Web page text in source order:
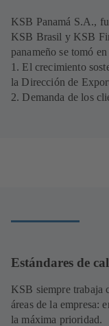
KSB Panamá S.A.,
KSB Brasil y KSB
panameño se tomó
1. El crecimiento
la Dirección de
2. Demanda de los
Estándares de
KSB siempre trabaja
áreas de la empresa:
la máxima prioridad.